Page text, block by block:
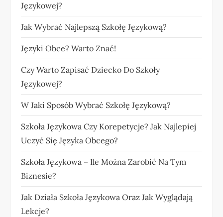
Językowej?
Jak Wybrać Najlepszą Szkołę Językową?
Języki Obce? Warto Znać!
Czy Warto Zapisać Dziecko Do Szkoły
Językowej?
W Jaki Sposób Wybrać Szkołę Językową?
Szkoła Językowa Czy Korepetycje? Jak Najlepiej
Uczyć Się Języka Obcego?
Szkoła Językowa – Ile Można Zarobić Na Tym
Biznesie?
Jak Działa Szkoła Językowa Oraz Jak Wyglądają
Lekcje?